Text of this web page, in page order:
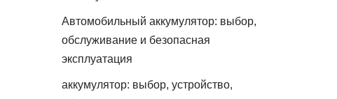
Автомобильный аккумулятор: выбор,
обслуживание и безопасная
эксплуатация
аккумулятор: выбор, устройство,